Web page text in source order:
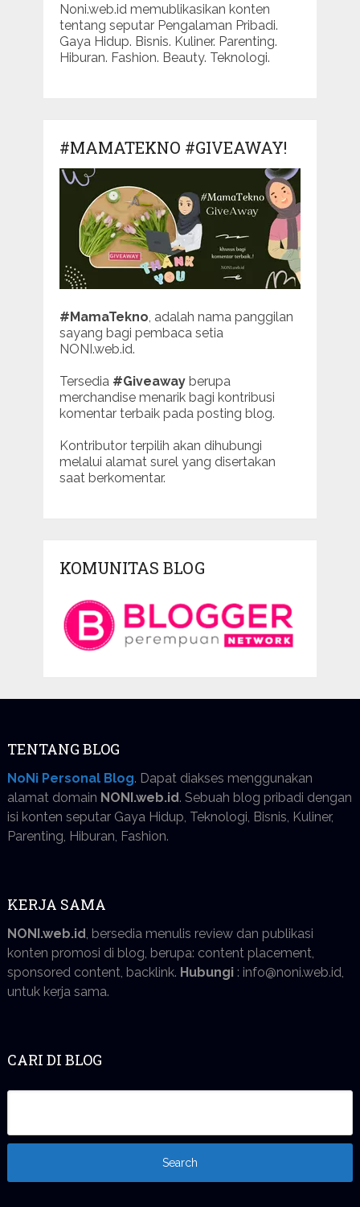
Noni.web.id memublikasikan konten
tentang seputar Pengalaman Pribadi.
Gaya Hidup. Bisnis. Kuliner. Parenting.
Hiburan. Fashion. Beauty. Teknologi.
#MAMATEKNO #GIVEAWAY!
#MamaTekno , adalah nama panggilan
sayang bagi pembaca setia
NONI.web.id.
Tersedia #Giveawayberupa
merchandise menarik bagi kontribusi
komentar terbaik pada posting blog.
Kontributor terpilih akan dihubungi
melalui alamat surel yang disertakan
saat berkomentar.
KOMUNITAS BLOG
TENTANG BLOG
NoNi Personal Blog. Dapat diakses menggunakan
alamat domain NONI.web.id. Sebuah blog pribadi dengan
isi konten seputar Gaya Hidup, Teknologi, Bisnis, Kuliner,
Parenting, Hiburan, Fashion.
KERJA SAMA
NONI.web.id, bersedia menulis review dan publikasi
konten promosi di blog, berupa: content placement,
sponsored content, backlink. Hubungi: info@noni.web.id,
untuk kerja sama.
CARI DI BLOG